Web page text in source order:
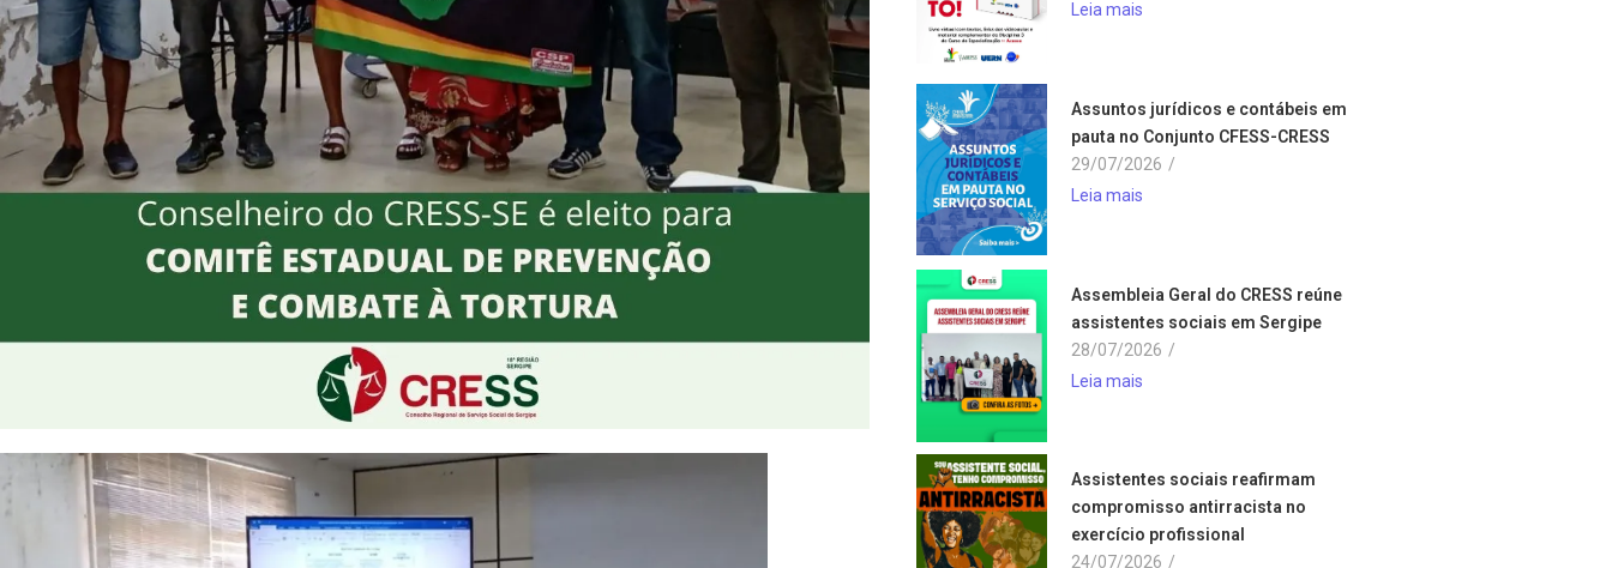
Leia mais
Assuntos jurídicos e contábeis em
pauta no Conjunto CFESS-CRESS
29/07/2026 /
Leia mais
Assembleia Geral do CRESS reúne
assistentes sociais em Sergipe
28/07/2026 /
Leia mais
Assistentes sociais reafirmam
compromisso antirracista no
exercício profissional
24/07/2026 /